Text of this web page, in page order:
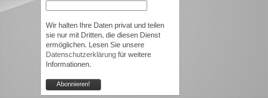
Wir halten Ihre Daten privat und teilen
sie nur mit Dritten, die diesen Dienst
ermöglichen. Lesen Sie unsere
Datenschutzerklärungfür weitere
Informationen.